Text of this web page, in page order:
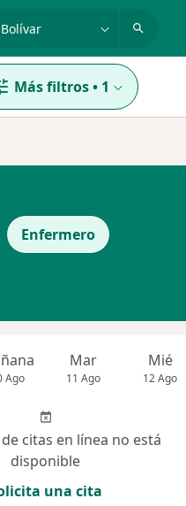
Más filtros• 1
Enfermero
Ago
Mar
11 Ago
Mié
12 Ago
citas en línea no está
disponible
una cita